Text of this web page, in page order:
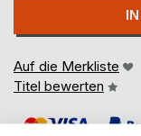
Auf die Merkliste
Titel bewerten